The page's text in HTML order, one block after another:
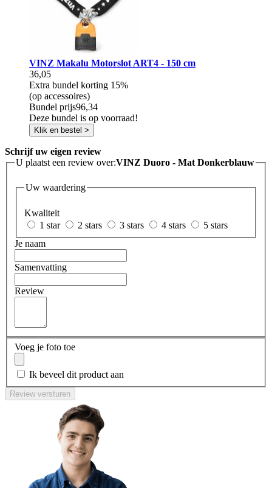
VINZ Makalu Motorslot ART4 - 150 cm
36,05
Extra bundel korting 15%
(op accessoires)
Bundel prijs96,34
Deze bundel is op voorraad!
Klik en bestel >
Schrijf uw eigen review
U plaatst een review over:VINZ Duoro - Mat Donkerblauw
Uw waardering
Kwaliteit
1 star
2 stars 3 stars 4 stars
5 stars
Je naam
Samenvatting
Review
Voeg je foto toe
Ik beveel dit product aan
Review versturen